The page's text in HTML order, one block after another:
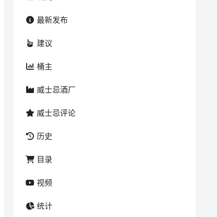
最新发布
建议
桶主
威士忌酒厂
威士忌评论
历史
目录
视频
统计